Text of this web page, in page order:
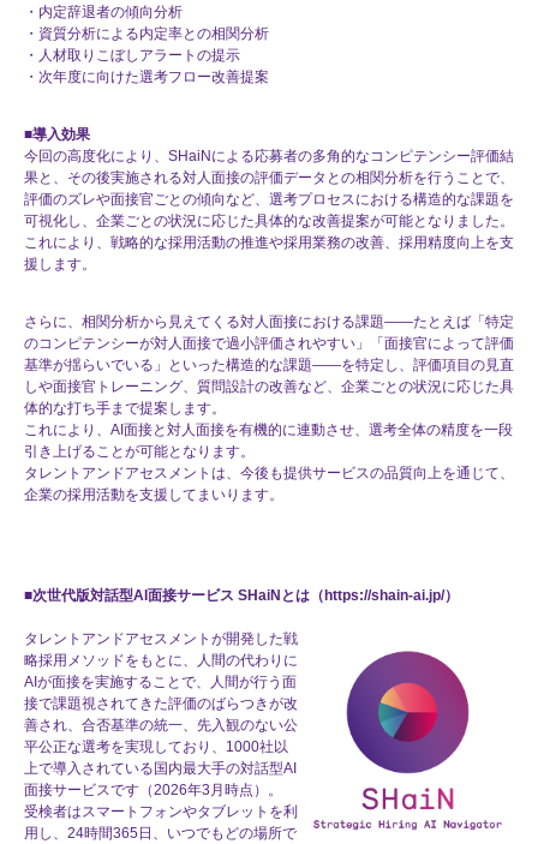
・内定辞退者の傾向分析
・資質分析による内定率との相関分析
・人材取りこぼしアラートの提示
・次年度に向けた選考フロー改善提案
■導入効果
今回の高度化により、SHaiNによる応募者の多角的なコンピテンシー評価結
果と、その後実施される対人面接の評価データとの相関分析を行うことで、
評価のズレや面接官ごとの傾向など、選考プロセスにおける構造的な課題を
可視化し、企業ごとの状況に応じた具体的な改善提案が可能となりました。
これにより、戦略的な採用活動の推進や採用業務の改善、採用精度向上を支
援します。
さらに、相関分析から見えてくる対人面接における課題――たとえば「特定
のコンピテンシーが対人面接で過小評価されやすい」「面接官によって評価
基準が揺らいでいる」といった構造的な課題――を特定し、評価項目の見直
しや面接官トレーニング、質問設計の改善など、企業ごとの状況に応じた具
体的な打ち手まで提案します。
これにより、AI面接と対人面接を有機的に連動させ、選考全体の精度を一段
引き上げることが可能となります。
タレントアンドアセスメントは、今後も提供サービスの品質向上を通じて、
企業の採用活動を支援してまいります。
■次世代版対話型AI面接サービス SHaiNとは（https://shain-ai.jp/）
タレントアンドアセスメントが開発した戦
略採用メソッドをもとに、人間の代わりに
AIが⾯接を実施することで、人間が行う⾯
接で課題視されてきた評価のばらつきが改
善され、合否基準の統一、先入観のない公
平公正な選考を実現しており、1000社以
上で導入されている国内最大手の対話型AI
⾯接サービスです（2026年3月時点）。
受検者はスマートフォンやタブレットを利
用し、24時間365日、いつでもどの場所で